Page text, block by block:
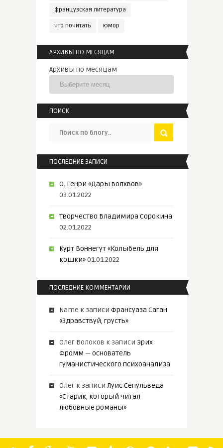
французская литература
что почитать юмор
АРХИВЫ ПО МЕСЯЦАМ
Архивы по месяцам
ПОИСК
ПОСЛЕДНИЕ ЗАПИСИ
О. Генри «Дары волхвов»
03.01.2022
Творчество Владимира Сорокина
02.01.2022
Курт Воннегут «Колыбель для
кошки» 01.01.2022
ПОСЛЕДНИЕ КОММЕНТАРИИ
Name к записи Франсуаза Саган
«Здравствуй, грусть»
Олег Волоков к записи Эрих
Фромм — основатель
гуманистического психоанализа
Олегк записи Луис Сепульведа
«Старик, который читал
любовные романы»